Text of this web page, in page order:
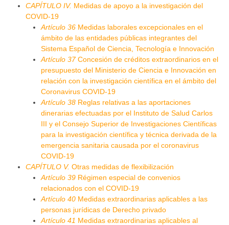
CAPÍTULO IV. Medidas de apoyo a la investigación del
COVID-19
Artículo 36 Medidas laborales excepcionales en el
ámbito de las entidades públicas integrantes del
Sistema Español de Ciencia, Tecnología e Innovación
Artículo 37Concesión de créditos extraordinarios en el
presupuesto del Ministerio de Ciencia e Innovación en
relación con la investigación científica en el ámbito del
Coronavirus COVID-19
Artículo 38 Reglas relativas a las aportaciones
dinerarias efectuadas por el Instituto de Salud Carlos
III y el Consejo Superior de Investigaciones Científicas
para la investigación científica y técnica derivada de la
emergencia sanitaria causada por el coronavirus
COVID-19
CAPÍTULO V. Otras medidas de flexibilización
Artículo 39 Régimen especial de convenios
relacionados con el COVID-19
Artículo 40 Medidas extraordinarias aplicables a las
personas jurídicas de Derecho privado
Artículo 41 Medidas extraordinarias aplicables al